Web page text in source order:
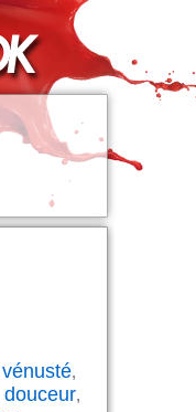
vénusté,
douceur,